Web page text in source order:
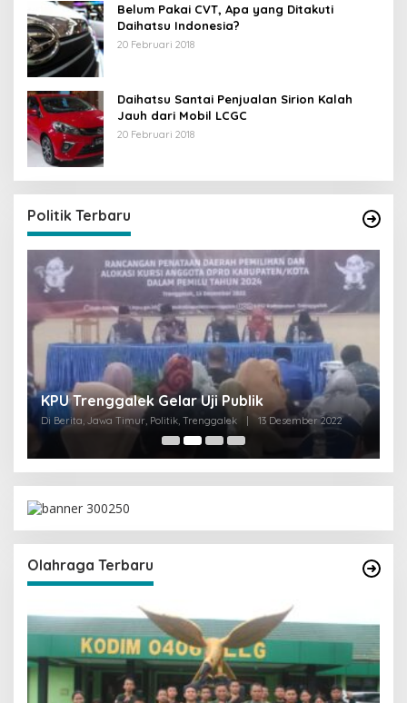
Belum Pakai CVT, Apa yang Ditakuti
Daihatsu Indonesia?
20 Februari 2018
Daihatsu Santai Penjualan Sirion Kalah
Jauh dari Mobil LCGC
20 Februari 2018
Politik Terbaru
KPU Trenggalek Gelar Uji Publik
Di Berita, Jawa Timur, Politik, Trenggalek | 13 Desember 2022
Olahraga Terbaru